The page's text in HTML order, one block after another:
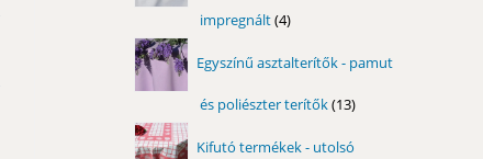
impregnált 44
Egyszínű asztalterítők - pamut
és poliészter terítők 1313
Kifutó termékek - utolsó